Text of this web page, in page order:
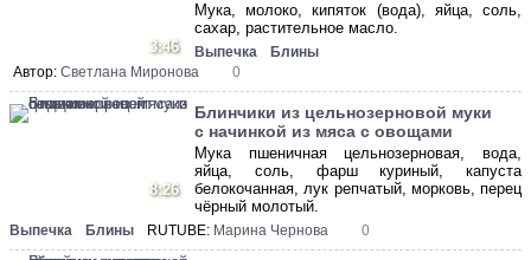
3:46
Мука, молоко, кипяток (вода), яйца, соль,
сахар, растительное масло.
Выпечка
Блины
Автор: Светлана Миронова 0
8:26
Блинчики из цельнозерновой муки
с начинкой из мяса с овощами
Мука пшеничная цельнозерновая, вода,
яйца, соль, фарш куриный, капуста
белокочанная, лук репчатый, морковь, перец
чёрный молотый.
Выпечка Блины RUTUBE: Марина Чернова 0